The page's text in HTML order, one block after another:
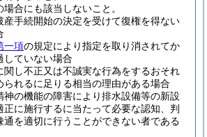
合にも該当しないこと。
産手続開始の決定を受けて復権を得ない
一項の規定により指定を取り消されてか
していない場合
関し不正又は不誠実な行為をするおそれ
られるに足りる相当の理由がある場合
神の機能の障害により排水設備等の新設
正に施行するに当たって必要な認知、判
通を適切に行うことができない者である